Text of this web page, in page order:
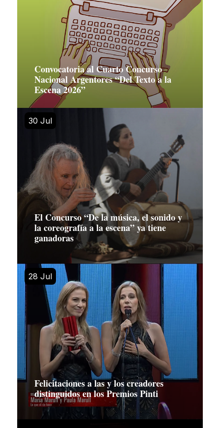
Convocatoria al Cuarto Concurso
Nacional Argentores “Del Texto a la
Escena 2026”
30 Jul
El Concurso “De la música, el sonido y
la coreografía a la escena” ya tiene
ganadoras
28 Jul
Felicitaciones a las y los creadores
distinguidos en los Premios Pinti